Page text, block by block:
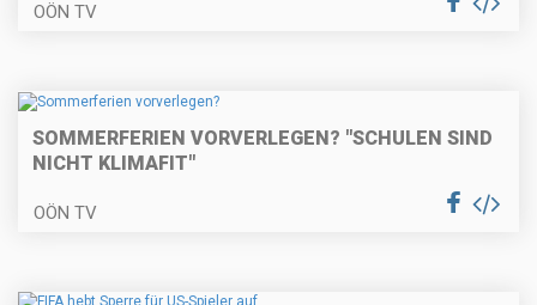
OÖN TV
SOMMERFERIEN VORVERLEGEN? "SCHULEN SIND
NICHT KLIMAFIT"
OÖN TV